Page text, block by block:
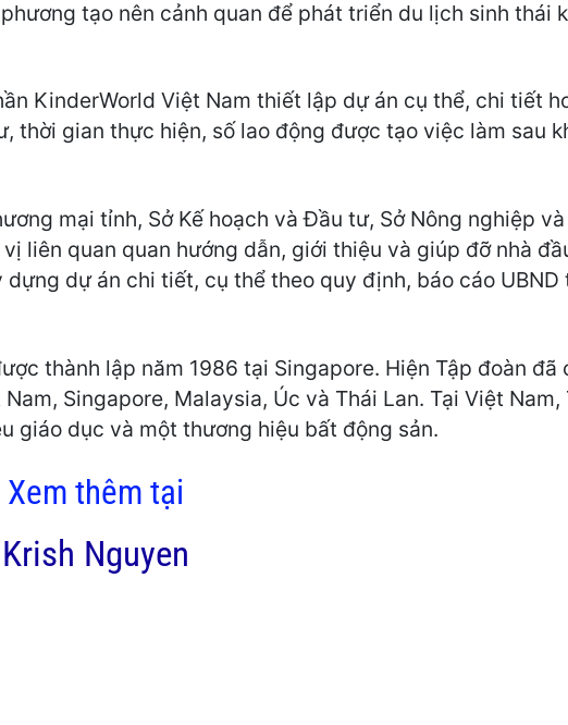
tạo nên cảnh quan để phát triển du lịch sinh thái
KinderWorld Việt Nam thiết lập dự án cụ thể, chi tiết
thời gian thực hiện, số lao động được tạo việc làm sau
mại tỉnh, Sở Kế hoạch và Đầu tư, Sở Nông nghiệp
liên quan quan hướng dẫn, giới thiệu và giúp đỡ nhà
dự án chi tiết, cụ thể theo quy định, báo cáo UBND
thành lập năm 1986 tại Singapore. Hiện Tập đoàn đã
Singapore, Malaysia, Úc và Thái Lan. Tại Việt Nam,
giáo dục và một thương hiệu bất động sản.
Xem thêm tại
Krish Nguyen